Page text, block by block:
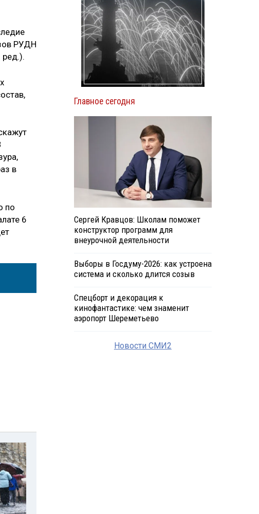
РУДН
в
по
6
Главное сегодня
Сергей Кравцов: Школам поможет
конструктор программ для
внеурочной деятельности
Выборы в Госдуму-2026: как устроена
система и сколько длится созыв
Спецборт и декорация к
кинофантастике: чем знаменит
аэропорт Шереметьево
Новости СМИ2